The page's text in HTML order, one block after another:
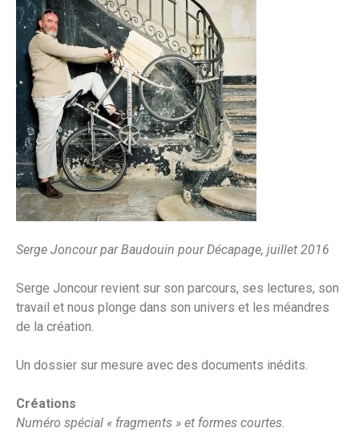
Serge Joncour par Baudouin pour Décapage, juillet 2016
Serge Joncour revient sur son parcours, ses lectures, son
travail et nous plonge dans son univers et les méandres
de la création.
Un dossier sur mesure avec des documents inédits.
Créations
Numéro spécial « fragments » et formes courtes.